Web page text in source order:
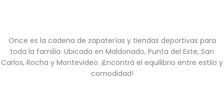
Once es la cadena de zapaterías y tiendas deportivas para
toda la familia. Ubicada en Maldonado, Punta del Este, San
Carlos, Rocha y Montevideo. ¡Encontrá el equilibrio entre estilo y
comodidad!